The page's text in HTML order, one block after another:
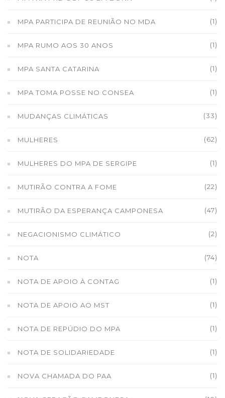
MPA PARTICIPA DE REUNIÃO NO MDA (1)
MPA RUMO AOS 30 ANOS (1)
MPA SANTA CATARINA (1)
MPA TOMA POSSE NO CONSEA (1)
MUDANÇAS CLIMÁTICAS (33)
MULHERES (62)
MULHERES DO MPA DE SERGIPE (1)
MUTIRÃO CONTRA A FOME (22)
MUTIRÃO DA ESPERANÇA CAMPONESA (47)
NEGACIONISMO CLIMÁTICO (2)
NOTA (74)
NOTA DE APOIO À CONTAG (1)
NOTA DE APOIO AO MST (1)
NOTA DE REPÚDIO DO MPA (1)
NOTA DE SOLIDARIEDADE (1)
NOVA CHAMADA DO PAA (1)